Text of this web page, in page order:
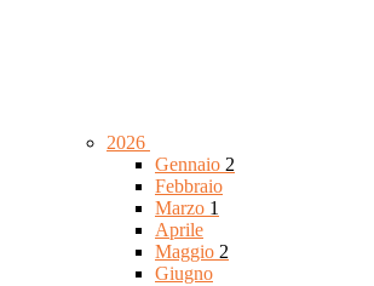
2026
Gennaio 2
Febbraio
Marzo 1
Aprile
Maggio 2
Giugno